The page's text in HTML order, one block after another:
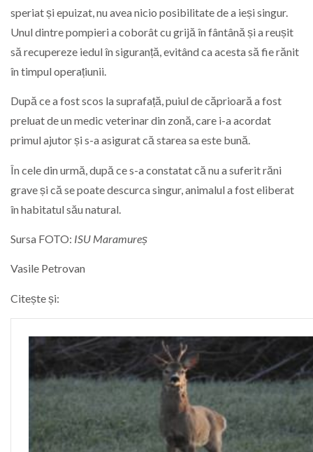
speriat și epuizat, nu avea nicio posibilitate de a ieși singur.
Unul dintre pompieri a coborât cu grijă în fântână și a reușit
să recupereze iedul în siguranță, evitând ca acesta să fie rănit
în timpul operațiunii.
După ce a fost scos la suprafață, puiul de căprioară a fost
preluat de un medic veterinar din zonă, care i-a acordat
primul ajutor și s-a asigurat că starea sa este bună.
În cele din urmă, după ce s-a constatat că nu a suferit răni
grave și că se poate descurca singur, animalul a fost eliberat
în habitatul său natural.
Sursa FOTO: ISU Maramureș
Vasile Petrovan
Citește și: